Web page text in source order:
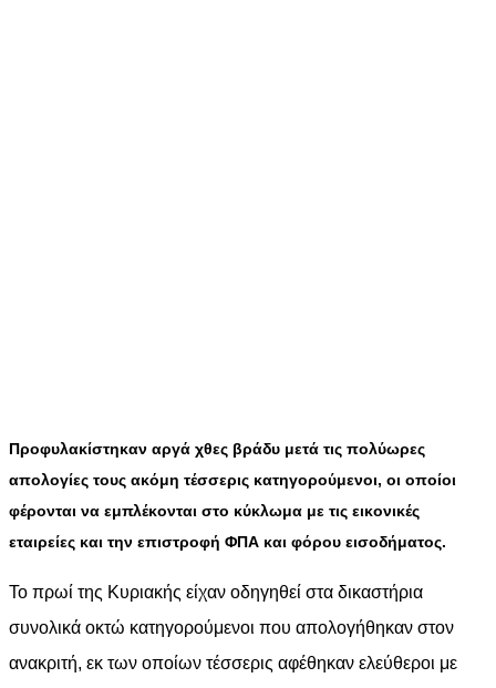
Προφυλακίστηκαν αργά χθες βράδυ μετά τις πολύωρες
απολογίες τους ακόμη τέσσερις κατηγορούμενοι, οι οποίοι
φέρονται να εμπλέκονται στο κύκλωμα με τις εικονικές
εταιρείες και την επιστροφή ΦΠΑ και φόρου εισοδήματος.
Το πρωί της Κυριακής είχαν οδηγηθεί στα δικαστήρια
συνολικά οκτώ κατηγορούμενοι που απολογήθηκαν στον
ανακριτή, εκ των οποίων τέσσερις αφέθηκαν ελεύθεροι με